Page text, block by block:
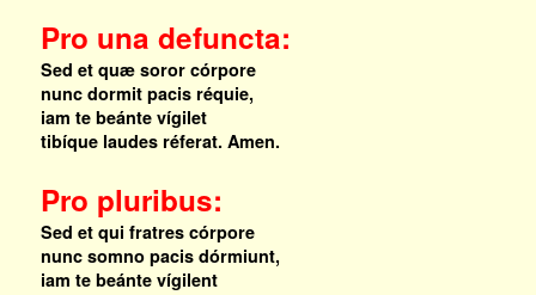
Pro una defuncta:
Sed et quæ soror córpore
nunc dormit pacis réquie,
iam te beánte vígilet
tibíque laudes réferat. Amen.
Pro pluribus:
Sed et qui fratres córpore
nunc somno pacis dórmiunt,
iam te beánte vígilent